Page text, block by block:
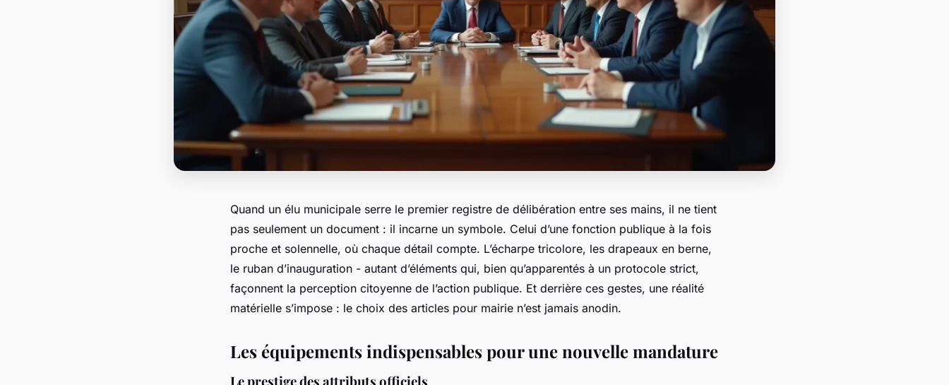
Quand un élu municipale serre le premier registre de délibération entre ses mains, il ne tient
pas seulement un document : il incarne un symbole. Celui d’une fonction publique à la fois
proche et solennelle, où chaque détail compte. L’écharpe tricolore, les drapeaux en berne,
le ruban d’inauguration - autant d’éléments qui, bien qu’apparentés à un protocole strict,
façonnent la perception citoyenne de l’action publique. Et derrière ces gestes, une réalité
matérielle s’impose : le choix des articles pour mairie n’est jamais anodin.
Les équipements indispensables pour une nouvelle mandature
Le prestige des attributs officiels